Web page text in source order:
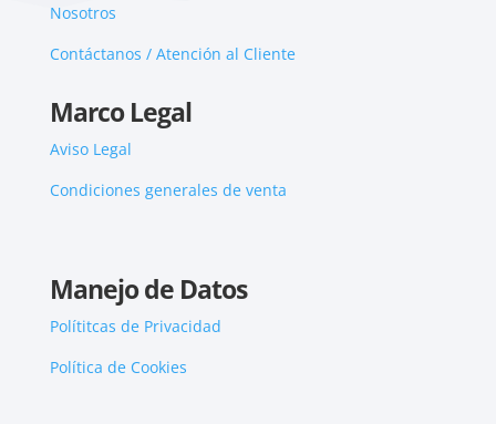
Nosotros
Contáctanos / Atención al Cliente
Marco Legal
Aviso Legal
Condiciones generales de venta
Manejo de Datos
Polítitcas de Privacidad
Política de Cookies